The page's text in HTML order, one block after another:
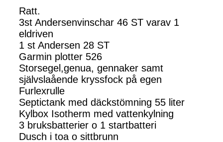
Ratt.
3st Andersenvinschar 46 ST varav 1
eldriven
1 st Andersen 28 ST
Garmin plotter 526
Storsegel,genua, gennaker samt
självslaående kryssfock på egen
Furlexrulle
Septictank med däckstömning 55 liter
Kylbox Isotherm med vattenkylning
3 bruksbatterier o 1 startbatteri
Dusch i toa o sittbrunn